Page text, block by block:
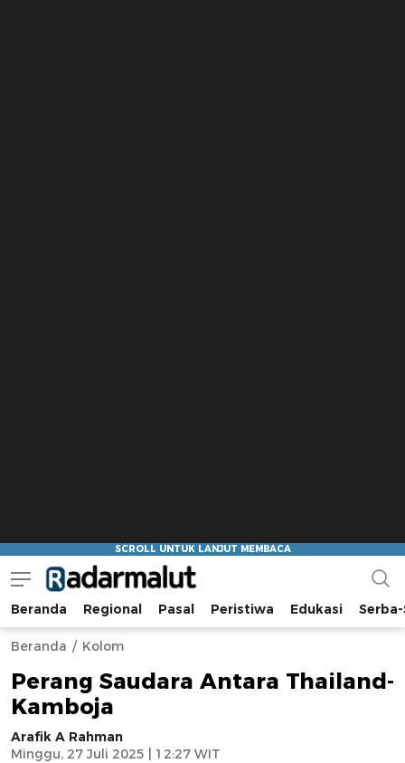
Radar Malut
Bacaan Nyindir
Beranda Regional Pasal Peristiwa Edukasi
Beranda Kolom
Perang Saudara Antara Thailand-
Kamboja
Arafik A Rahman
Minggu, 27 Juli 2025 | 12:27 WIT